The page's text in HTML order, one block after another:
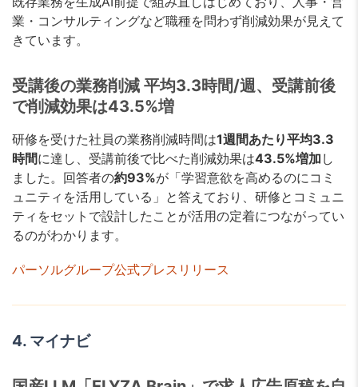
業・コンサルティングなど職種を問わず削減効果が見えて
きています。
受講後の業務削減 平均3.3時間/週、受講前後
で削減効果は43.5%増
研修を受けた社員の業務削減時間は1週間あたり平均3.3
時間に達し、受講前後で比べた削減効果は43.5%増加 し
ました。回答者の約93%が「学習意欲を高めるのにコミ
ュニティを活用している」と答えており、研修とコミュニ
ティをセットで設計したことが活用の定着につながってい
るのがわかります。
パーソルグループ公式プレスリリース
4. マイナビ